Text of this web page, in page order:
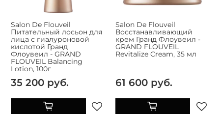
Salon De Flouveil
Питательный лосьон для
лица с гиалуроновой
кислотой Гранд
Флоувеил - GRAND
FLOUVEIL Balancing
Lotion, 100г
35 200 руб.
Salon De Flouveil
Восстанавливающий
крем Гранд Флоувеил -
GRAND FLOUVEIL
Revitalize Cream, 35 мл
61 600 руб.